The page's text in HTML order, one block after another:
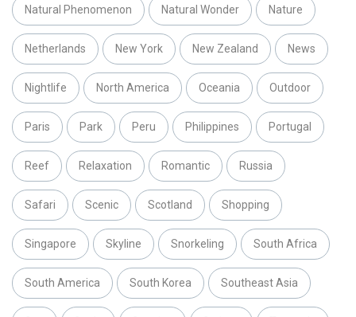
Natural Phenomenon Natural Wonder Nature
Netherlands New York New Zealand News
Nightlife North America Oceania Outdoor
Paris Park Peru Philippines Portugal
Reef Relaxation Romantic Russia
Safari Scenic Scotland Shopping
Singapore Skyline Snorkeling South Africa
South America South Korea Southeast Asia